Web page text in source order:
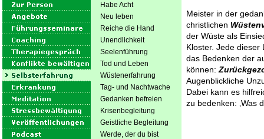
Habe Acht
Neu leben
Reiche die Hand
Unendlichkeit
Seelenführung
Tod und Leben
Wüstenerfahrung
Tag- und Nachtwache
Gedanken befreien
Krisenbegleitung
Geistliche Begleitung
Werde, der du bist
Meister in der
christlichen
der Wüste als
Kloster. Jede dieser
das Bedenken der
können:
Augenblickliche
Dabei kann es
zu bedenken: ‚Was